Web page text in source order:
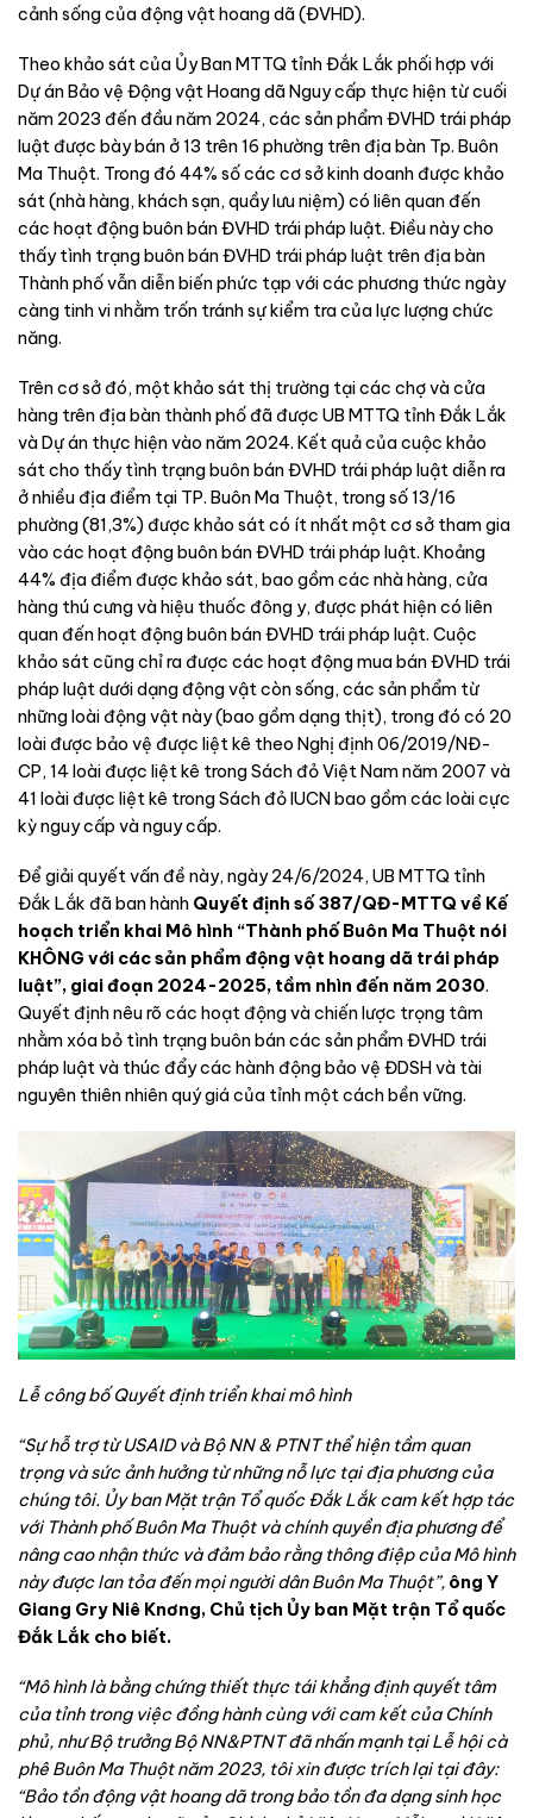
cảnh sống của động vật hoang dã (ĐVHD).
Theo khảo sát của Ủy Ban MTTQ tỉnh Đắk Lắk phối hợp với
Dự án Bảo vệ Động vật Hoang dã Nguy cấp thực hiện từ cuối
năm 2023 đến đầu năm 2024, các sản phẩm ĐVHD trái pháp
luật được bày bán ở 13 trên 16 phường trên địa bàn Tp. Buôn
Ma Thuột. Trong đó 44% số các cơ sở kinh doanh được khảo
sát (nhà hàng, khách sạn, quầy lưu niệm) có liên quan đến
các hoạt động buôn bán ĐVHD trái pháp luật. Điều này cho
thấy tình trạng buôn bán ĐVHD trái pháp luật trên địa bàn
Thành phố vẫn diễn biến phức tạp với các phương thức ngày
càng tinh vi nhằm trốn tránh sự kiểm tra của lực lượng chức
năng.
Trên cơ sở đó, một khảo sát thị trường tại các chợ và cửa
hàng trên địa bàn thành phố đã được UB MTTQ tỉnh Đắk Lắk
và Dự án thực hiện vào năm 2024. Kết quả của cuộc khảo
sát cho thấy tình trạng buôn bán ĐVHD trái pháp luật diễn ra
ở nhiều địa điểm tại TP. Buôn Ma Thuột, trong số 13/16
phường (81,3%) được khảo sát có ít nhất một cơ sở tham gia
vào các hoạt động buôn bán ĐVHD trái pháp luật. Khoảng
44% địa điểm được khảo sát, bao gồm các nhà hàng, cửa
hàng thú cưng và hiệu thuốc đông y, được phát hiện có liên
quan đến hoạt động buôn bán ĐVHD trái pháp luật. Cuộc
khảo sát cũng chỉ ra được các hoạt động mua bán ĐVHD trái
pháp luật dưới dạng động vật còn sống, các sản phẩm từ
những loài động vật này (bao gồm dạng thịt), trong đó có 20
loài được bảo vệ được liệt kê theo Nghị định 06/2019/NĐ-
CP, 14 loài được liệt kê trong Sách đỏ Việt Nam năm 2007 và
41 loài được liệt kê trong Sách đỏ IUCN bao gồm các loài cực
kỳ nguy cấp và nguy cấp.
Để giải quyết vấn đề này, ngày 24/6/2024, UB MTTQ tỉnh
Đắk Lắk đã ban hành Quyết định số 387/QĐ-MTTQ về Kế
hoạch triển khai Mô hình “Thành phố Buôn Ma Thuột nói
KHÔNG với các sản phẩm động vật hoang dã trái pháp
luật”, giai đoạn 2024-2025, tầm nhìn đến năm 2030.
Quyết định nêu rõ các hoạt động và chiến lược trọng tâm
nhằm xóa bỏ tình trạng buôn bán các sản phẩm ĐVHD trái
pháp luật và thúc đẩy các hành động bảo vệ ĐDSH và tài
nguyên thiên nhiên quý giá của tỉnh một cách bền vững.
Lễ công bố Quyết định triển khai mô hình
“Sự hỗ trợ từ USAID và Bộ NN & PTNT thể hiện tầm quan
trọng và sức ảnh hưởng từ những nỗ lực tại địa phương của
chúng tôi. Ủy ban Mặt trận Tổ quốc Đắk Lắk cam kết hợp tác
với Thành phố Buôn Ma Thuột và chính quyền địa phương để
nâng cao nhận thức và đảm bảo rằng thông điệp của Mô hình
này được lan tỏa đến mọi người dân Buôn Ma Thuột”, ông Y
Giang Gry Niê Knơng, Chủ tịch Ủy ban Mặt trận Tổ quốc
Đắk Lắk cho biết.
“Mô hình là bằng chứng thiết thực tái khẳng định quyết tâm
của tỉnh trong việc đồng hành cùng với cam kết của Chính
phủ, như Bộ trưởng Bộ NN&PTNT đã nhấn mạnh tại Lễ hội cà
phê Buôn Ma Thuột năm 2023, tôi xin được trích lại tại đây:
“Bảo tồn động vật hoang dã trong bảo tồn đa dạng sinh học